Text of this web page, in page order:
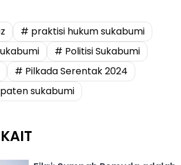
# praktisi hukum sukabumi
# Politisi Sukabumi
# Pilkada Serentak 2024
sukabumi